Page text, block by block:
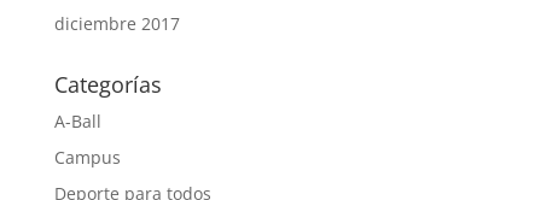
diciembre 2017
Categorías
A-Ball
Campus
Deporte para todos